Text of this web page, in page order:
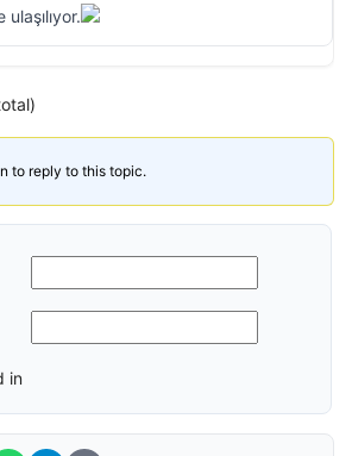
to reply to this topic.
in